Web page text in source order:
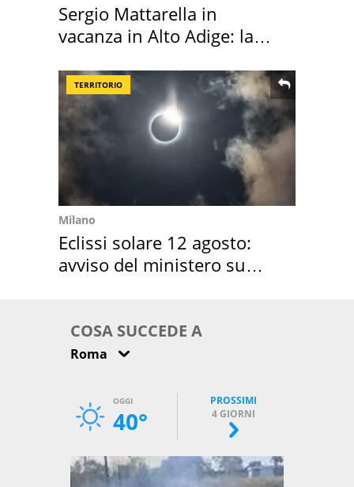
Sergio Mattarella in
vacanza in Alto Adige: la
TERRITORIO
Milano
Eclissi solare 12 agosto:
avviso del ministero su